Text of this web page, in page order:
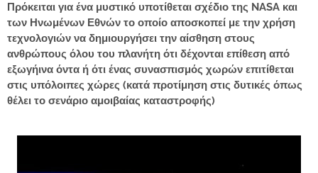
Πρόκειται για ένα μυστικό υποτίθεται σχέδιο της NASA και
των Ηνωμένων Εθνών το οποίο αποσκοπεί με την χρήση
τεχνολογιών να δημιουργήσει την αίσθηση στους
ανθρώπους όλου του πλανήτη ότι δέχονται επίθεση από
εξωγήινα όντα ή ότι ένας συνασπισμός χωρών επιτίθεται
στις υπόλοιπες χώρες (κατά προτίμηση στις δυτικές όπως
θέλει το σενάριο αμοιβαίας καταστροφής)